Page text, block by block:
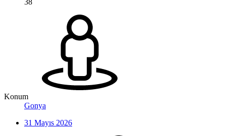
38
Konum
Gonya
31 Mayıs 2026